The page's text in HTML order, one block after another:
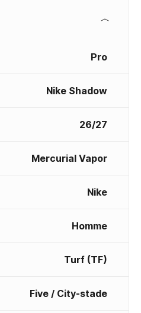
Pro
Nike Shadow
26/27
Mercurial Vapor
Nike
Homme
Turf (TF)
Five / City-stade